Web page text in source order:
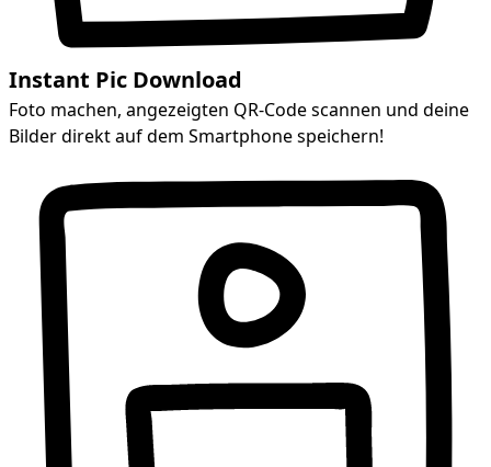
Instant Pic Download
Foto machen, angezeigten QR-Code scannen und deine
Bilder direkt auf dem Smartphone speichern!